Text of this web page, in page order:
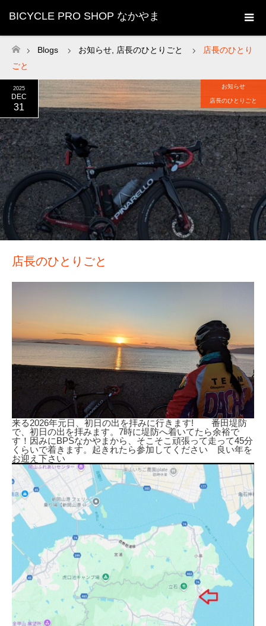
BICYCLE PRO SHOP なかやま
ホーム
Blogs お知らせ 店長のひとりごと
店長のひとり
ごと
2025
DEC
31
お知らせ
店長のひとりごと
店長のひとりごと
来る2026年元日、初日の出を拝みに行きます! 番田堤防
で、初日の出を拝みます。7時に堤防へ着いてたら余裕で
す！因みにBPSなかやまから、そこそこ頑張って走って45分
くらいで着きます。起きれたら参加してください 良い年を
お迎え下さい